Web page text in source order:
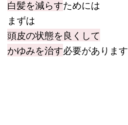
白髪を減らすためには
まずは
頭皮の状態を良くして
かゆみを治す必要があります